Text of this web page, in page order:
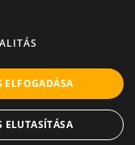
- a visszatérő
ELFOGADÁSA
ELUTASÍTÁSA